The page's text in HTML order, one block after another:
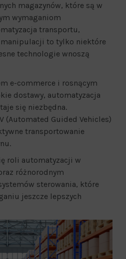
magazynów, które są w
wymaganiom
transportu,
manipulacji to tylko niektóre
technologie wnoszą
e-commerce i rosnącym
dostawy, automatyzacja
się niezbędna.
(Automated Guided Vehicles)
transportowanie
roli automatyzacji w
różnorodnym
sterowania, które
jeszcze lepszych